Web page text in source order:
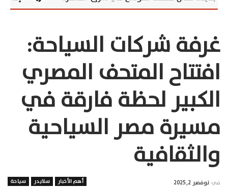
غرفة شركات السياحة:
افتتاح المتحف المصري
الكبير لحظة فارقة في
مسيرة مصر السياحية
والثقافية
أهم الأخبار سلايدر سياحة في نوفمبر 2, 2025